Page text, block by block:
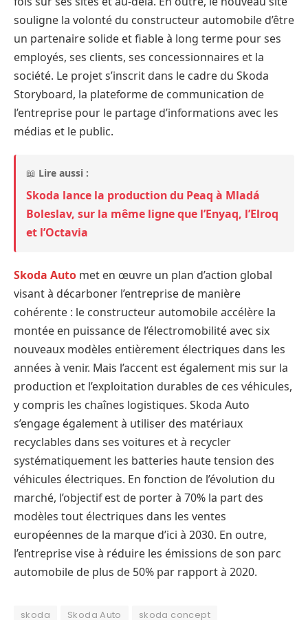
souligne la volonté du constructeur automobile d’être
un partenaire solide et fiable à long terme pour ses
employés, ses clients, ses concessionnaires et la
société. Le projet s’inscrit dans le cadre du Skoda
Storyboard, la plateforme de communication de
l’entreprise pour le partage d’informations avec les
médias et le public.
📖 Lire aussi :
Skoda lance la production du Peaq à Mladá
Boleslav, sur la même ligne que l’Enyaq, l’Elroq
et l’Octavia
Skoda Auto met en œuvre un plan d’action global
visant à décarboner l’entreprise de manière
cohérente : le constructeur automobile accélère la
montée en puissance de l’électromobilité avec six
nouveaux modèles entièrement électriques dans les
années à venir. Mais l’accent est également mis sur la
production et l’exploitation durables de ces véhicules,
y compris les chaînes logistiques. Skoda Auto
s’engage également à utiliser des matériaux
recyclables dans ses voitures et à recycler
systématiquement les batteries haute tension des
véhicules électriques. En fonction de l’évolution du
marché, l’objectif est de porter à 70% la part des
modèles tout électriques dans les ventes
européennes de la marque d’ici à 2030. En outre,
l’entreprise vise à réduire les émissions de son parc
automobile de plus de 50% par rapport à 2020.
skoda Skoda Auto
skoda concept